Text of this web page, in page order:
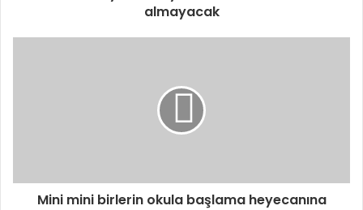
almayacak
Mini mini birlerin okula başlama heyecanına